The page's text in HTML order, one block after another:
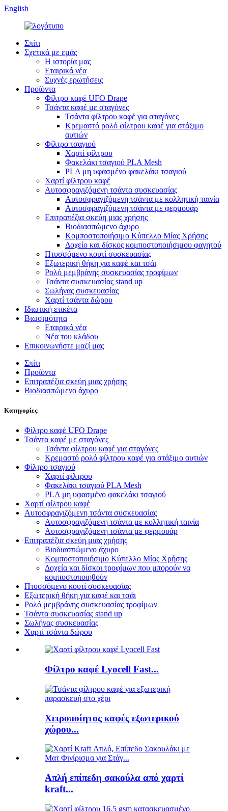
English
Σπίτι
Σχετικά με εμάς
Η ιστορία μας
Εταιρικά νέα
Συχνές ερωτήσεις
Προϊόντα
Φίλτρο καφέ UFO Drape
Τσάντα καφέ με σταγόνες
Τσάντα φίλτρου καφέ για σταγόνες
Κρεμαστό ρολό φίλτρου καφέ για στάξιμο
αυτιών
Φίλτρο τσαγιού
Χαρτί φίλτρου
Φακελάκι τσαγιού PLA Mesh
PLA μη υφασμένο φακελάκι τσαγιού
Χαρτί φίλτρου καφέ
Αυτοσφραγιζόμενη τσάντα συσκευασίας
Αυτοσφραγιζόμενη τσάντα με κολλητική ταινία
Αυτοσφραγιζόμενη τσάντα με φερμουάρ
Επιτραπέζια σκεύη μιας χρήσης
Βιοδιασπώμενο άχυρο
Κομποστοποιήσιμο Κύπελλο Μίας Χρήσης
Δοχείο και δίσκος κομποστοποιήσιμου φαγητού
Πτυσσόμενο κουτί συσκευασίας
Εξωτερική θήκη για καφέ και τσάι
Ρολό μεμβράνης συσκευασίας τροφίμων
Τσάντα συσκευασίας stand up
Σωλήνας συσκευασίας
Χαρτί τσάντα δώρου
Ιδιωτική ετικέτα
Βιωσιμότητα
Εταιρικά νέα
Νέα του κλάδου
Επικοινωνήστε μαζί μας
Σπίτι
Προϊόντα
Επιτραπέζια σκεύη μιας χρήσης
Βιοδιασπώμενο άχυρο
Κατηγορίες
Φίλτρο καφέ UFO Drape
Τσάντα καφέ με σταγόνες
Τσάντα φίλτρου καφέ για σταγόνες
Κρεμαστό ρολό φίλτρου καφέ για στάξιμο αυτιών
Φίλτρο τσαγιού
Χαρτί φίλτρου
Φακελάκι τσαγιού PLA Mesh
PLA μη υφασμένο φακελάκι τσαγιού
Χαρτί φίλτρου καφέ
Αυτοσφραγιζόμενη τσάντα συσκευασίας
Αυτοσφραγιζόμενη τσάντα με κολλητική ταινία
Αυτοσφραγιζόμενη τσάντα με φερμουάρ
Επιτραπέζια σκεύη μιας χρήσης
Βιοδιασπώμενο άχυρο
Κομποστοποιήσιμο Κύπελλο Μίας Χρήσης
Δοχεία και δίσκοι τροφίμων που μπορούν να
κομποστοποιηθούν
Πτυσσόμενο κουτί συσκευασίας
Εξωτερική θήκη για καφέ και τσάι
Ρολό μεμβράνης συσκευασίας τροφίμων
Τσάντα συσκευασίας stand up
Σωλήνας συσκευασίας
Χαρτί τσάντα δώρου
Φίλτρο καφέ Lyocell Fast...
Χειροποίητος καφές εξωτερικού
χώρου...
Απλή επίπεδη σακούλα από χαρτί
kraft...